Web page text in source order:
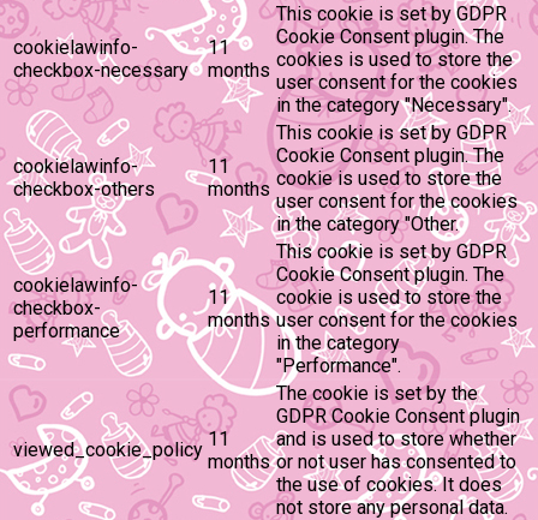
cookielawinfo-
checkbox-necessary
11
months
This cookie is set by GDPR
Cookie Consent plugin. The
cookies is used to store the
user consent for the cookies
in the category "Necessary".
cookielawinfo-
checkbox-others
11
months
This cookie is set by GDPR
Cookie Consent plugin. The
cookie is used to store the
user consent for the cookies
in the category "Other.
cookielawinfo-
checkbox-
performance
11
months
This cookie is set by GDPR
Cookie Consent plugin. The
cookie is used to store the
user consent for the cookies
in the category
"Performance".
viewed_cookie_policy 11
months
The cookie is set by the
GDPR Cookie Consent plugin
and is used to store whether
or not user has consented to
the use of cookies. It does
not store any personal data.